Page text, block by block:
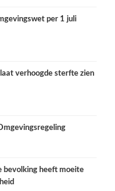
per 1 juli
verhoogde sterfte zien
bevolking heeft moeite